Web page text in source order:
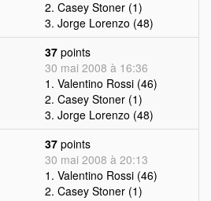
2. Casey Stoner (1)
3. Jorge Lorenzo (48)
37 points
30 mai 2008 à 16:36
1. Valentino Rossi (46)
2. Casey Stoner (1)
3. Jorge Lorenzo (48)
37 points
30 mai 2008 à 20:13
1. Valentino Rossi (46)
2. Casey Stoner (1)